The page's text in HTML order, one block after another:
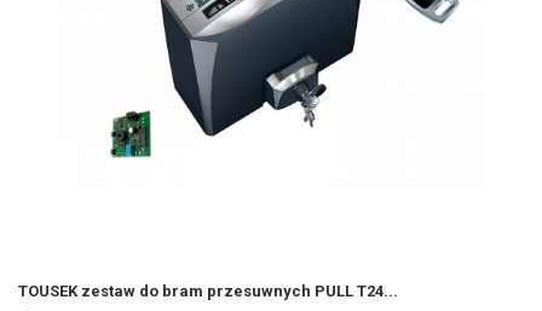
TOUSEK zestaw do bram przesuwnych PULL T24...